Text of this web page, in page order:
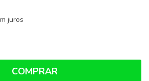
juros
COMPRAR